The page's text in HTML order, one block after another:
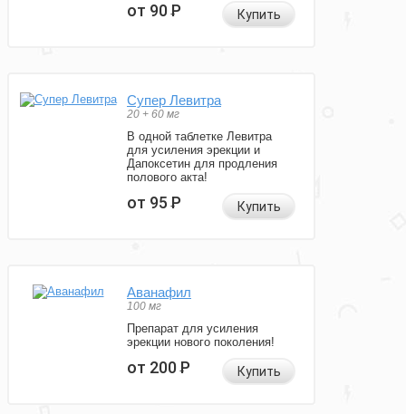
от 90Р Купить
Супер Левитра
20 + 60 мг
В одной таблетке Левитра
для усиления эрекции и
Дапоксетин для продления
полового акта!
от 95Р Купить
Аванафил
100 мг
Препарат для усиления
эрекции нового поколения!
от 200Р Купить